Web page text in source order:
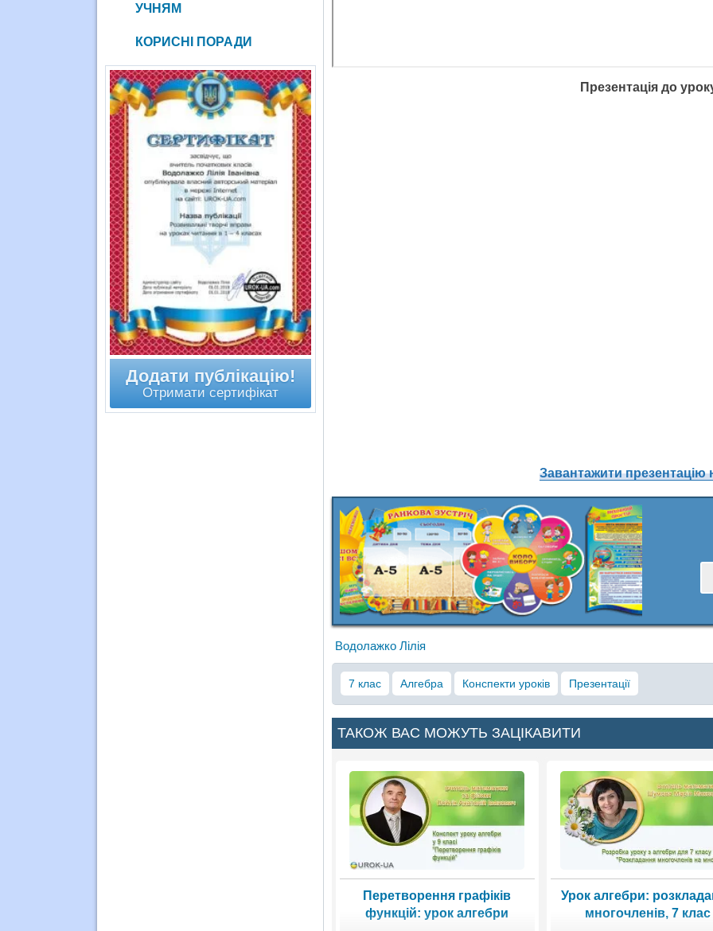
Презентація до
Завантажити презентацію
Водолажко Лілія
7 клас Алгебра Конспекти уроків Презентації
ТАКОЖ ВАС МОЖУТЬ ЗАЦІКАВИТИ
Перетворення графіків
функцій: урок алгебри
Урок алгебри:
многочленів, 7 клас
УЧНЯМ
КОРИСНІ ПОРАДИ
Додати публікацію!
Отримати сертифікат